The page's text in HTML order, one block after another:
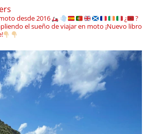
desde 2016 ¿
?
el sueño de viajar en moto ¡Nuevo libro